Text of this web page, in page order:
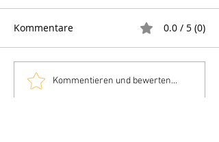
Kommentare 0.0 / 5 (0)
Kommentieren und bewerten...